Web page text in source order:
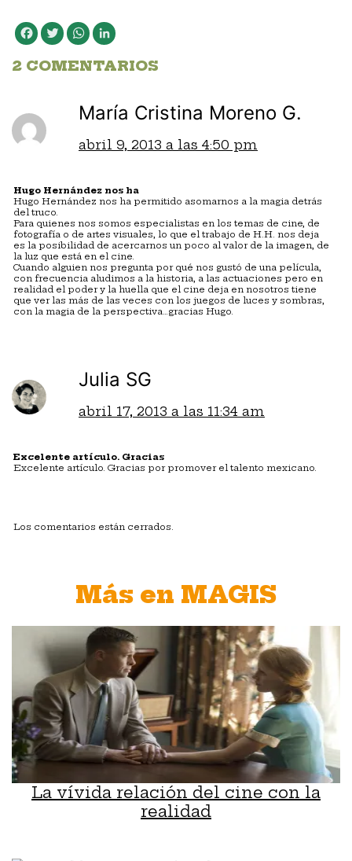
Facebook
TwitterWhatsApp
2 COMENTARIOS
María Cristina Moreno G.
abril 9, 2013 a las 4:50 pm
Hugo Hernández nos ha
Hugo Hernández nos ha permitido asomarnos a la magia detrás
del truco.
Para quienes nos somos especialistas en los temas de cine, de
fotografía o de artes visuales, lo que el trabajo de H.H. nos deja
es la posibilidad de acercarnos un poco al valor de la imagen, de
la luz que está en el cine.
Cuando alguien nos pregunta por qué nos gustó de una película,
con frecuencia aludimos a la historia, a las actuaciones pero en
realidad el poder y la huella que el cine deja en nosotros tiene
que ver las más de las veces con los juegos de luces y sombras,
con la magia de la perspectiva…gracias Hugo.
Julia SG
abril 17, 2013 a las 11:34 am
Excelente artículo. Gracias
Excelente artículo. Gracias por promover el talento mexicano.
Los comentarios están cerrados.
Más en MAGIS
La vívida relación del cine con la
realidad